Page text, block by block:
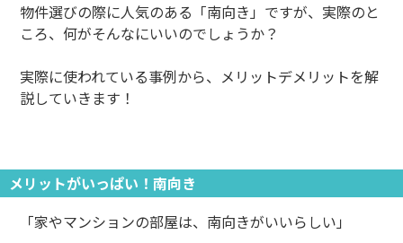
物件選びの際に人気のある「南向き」ですが、実際のと
ころ、何がそんなにいいのでしょうか？
実際に使われている事例から、メリットデメリットを解
説していきます！
メリットがいっぱい！南向き
「家やマンションの部屋は、南向きがいいらしい」